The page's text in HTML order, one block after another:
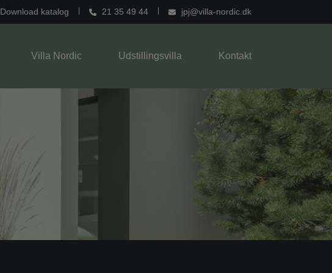
Download katalog 21 35 49 44 jpj@villa-nordic.dk
Villa Nordic Udstillingsvilla Kontakt